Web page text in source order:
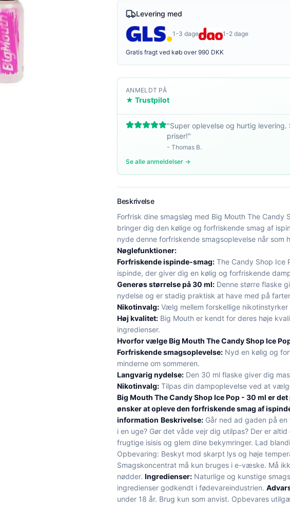
Levering med
1-3 dage 1-2 dage
Gratis fragt ved køb over 990 DKK
ANMELDT PÅ
★ Trustpilot
"Super oplevelse og hurtig
priser!"
- Thomas B.
Se alle anmeldelser →
Beskrivelse
Forfrisk dine smagsløg med Big Mouth The
bringer dig den kølige og forfriskende smag af
nyde denne forfriskende smagsoplevelse når som
Nøglefunktioner:
Forfriskende ispinde-smag: The Candy Shop Ice
ispinde, der giver dig en kølig og forfriskende
Generøs størrelse på 30 ml: Denne større flaske
nydelse og er stadig praktisk at have med på
Nikotinvalg: Vælg mellem forskellige
Høj kvalitet: Big Mouth er kendt for deres høje
ingredienser.
Hvorfor vælge Big Mouth The Candy Shop Ice
Forfriskende smagsoplevelse: Nyd en kølig og
minderne om sommeren.
Langvarig nydelse: Den 30 ml flaske giver dig
Nikotinvalg: Tilpas din dampoplevelse ved at
Big Mouth The Candy Shop Ice Pop - 30 ml er
ønsker at opleve den forfriskende smag af
information Beskrivelse: Går ned ad gaden på
i en uge? Gør det våde vejr dig utilpas? Der er
frugtige isisis og glem dine bekymringer. Lad
Opbevaring: Beskyt mod skarpt lys og høje
Smagskoncentrat må kun bruges i e-væske. Må
nødder. Ingredienser: Naturlige og kunstige
ingredienser godkendt i fødevareindustrien.
under 18 år. Brug kun som anvist. Opbevares